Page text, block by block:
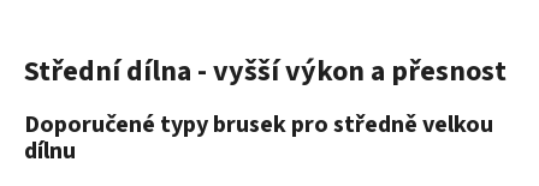
Střední dílna - vyšší výkon a přesnost
Doporučené typy brusek pro středně velkou
dílnu